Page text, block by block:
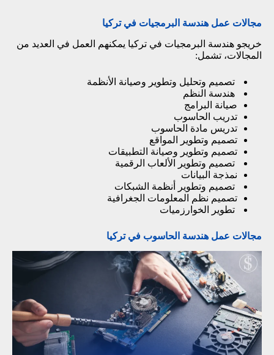
مجالات عمل هندسة البرمجيات في تركيا
خريجو هندسة البرمجيات في تركيا يمكنهم العمل في العديد من
المجالات، تشمل:
تصميم وتحليل وتطوير وصيانة الأنظمة
هندسة النظم
صيانة البرامج
تدريب الحاسوب
تدريس مادة الحاسوب
تصميم وتطوير المواقع
تصميم وتطوير وصيانة التطبيقات
تصميم وتطوير الألعاب الرقمية
نمذجة البيانات
تصميم وتطوير أنظمة الشبكات
تصميم نظم المعلومات الجغرافية
تطوير الخوارزميات
مجالات عمل هندسة الحاسوب في تركيا